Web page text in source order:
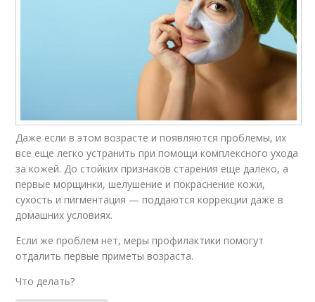
Даже если в этом возрасте и появляются проблемы, их
все еще легко устранить при помощи комплексного ухода
за кожей. До стойких признаков старения еще далеко, а
первые морщинки, шелушение и покраснение кожи,
сухость и пигментация — поддаются коррекции даже в
домашних условиях.
Если же проблем нет, меры профилактики помогут
отдалить первые приметы возраста.
Что делать?